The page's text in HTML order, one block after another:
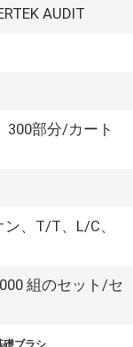
AUDIT
300部分/カート
、T/T、L/C、
組のセット/セ